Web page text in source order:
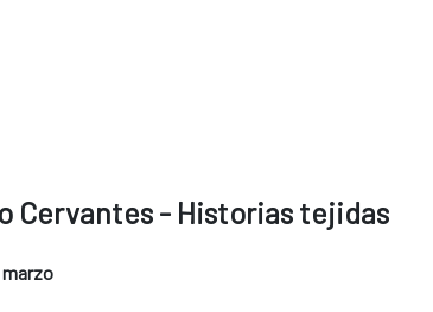
Cervantes - Historias tejidas
marzo